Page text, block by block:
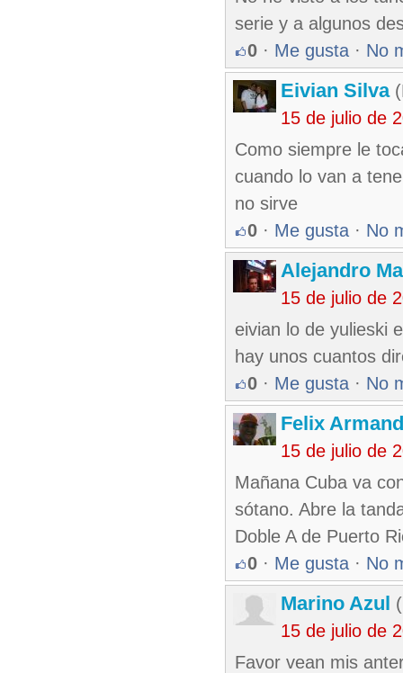
serie y a algunos
0 · Me gusta · No
Eivian Silva
15 de julio de
Como siempre le
cuando lo van a
no sirve
0 · Me gusta · No
Alejandro
15 de julio de
eivian lo de yulieski
hay unos cuantos
0 · Me gusta · No
Felix
15 de julio de
Mañana Cuba va
sótano. Abre la
Doble A de Puerto
0 · Me gusta · No
Marino Azul
15 de julio de
Favor vean mis